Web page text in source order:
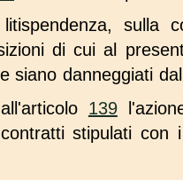
sulla
di cui al
siano danneggiati
139
stipulati con